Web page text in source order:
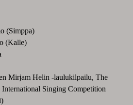
(Simppa)
(Kalle)
Mirjam Helin -laulukilpailu, The
Singing Competition